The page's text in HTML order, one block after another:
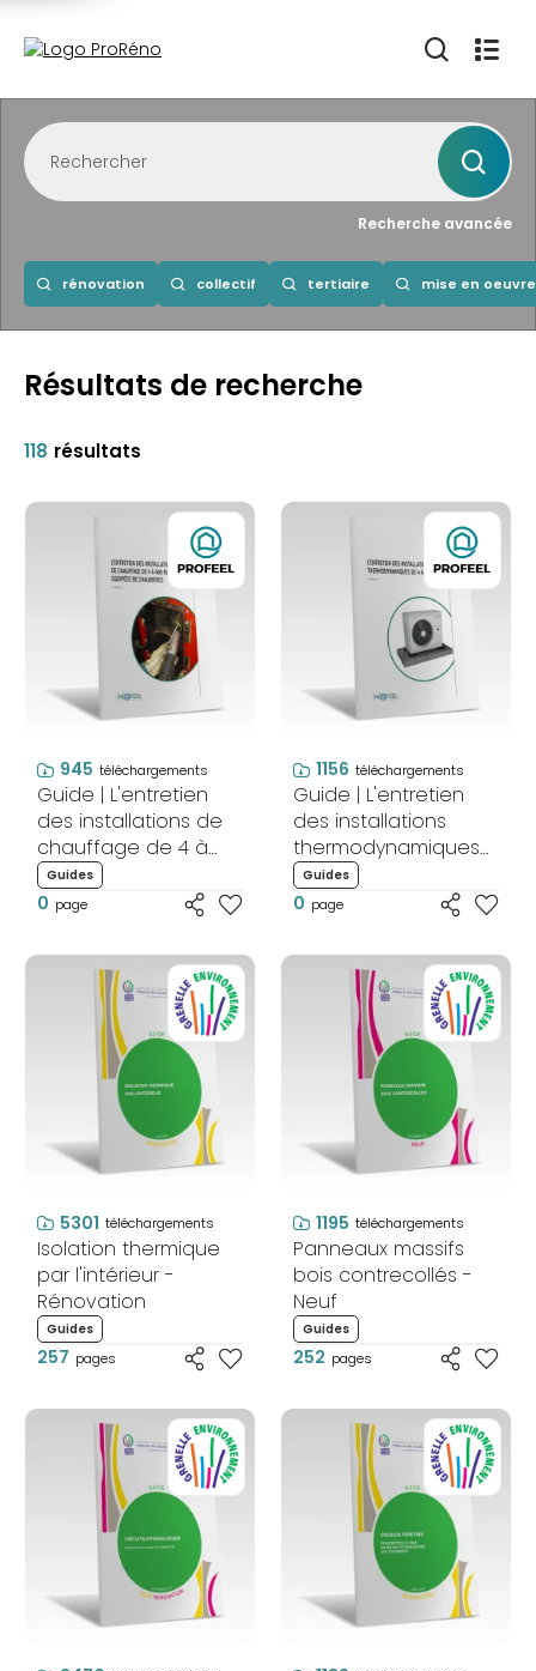
Recherche avancée
rénovation collectif tertiaire mise en oeuvre
Résultats de recherche
118 résultats
945 téléchargements
Guide | L'entretien
des installations de
chauffage de 4 à
400 kW équipées de
chaudières
Guides
0 page
1156 téléchargements
Guide | L'entretien
des installations
thermodynamiques
de 4 à 70 KW
Guides
0 page
5301 téléchargements
Isolation thermique
par l'intérieur -
Rénovation
Guides
257 pages
1195 téléchargements
Panneaux massifs
bois contrecollés -
Neuf
Guides
252 pages